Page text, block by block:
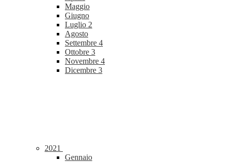
Maggio
Giugno
Luglio 2
Agosto
Settembre 4
Ottobre 3
Novembre 4
Dicembre 3
2021
Gennaio